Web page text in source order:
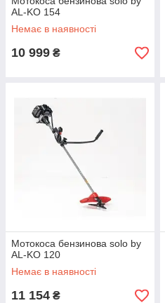
AL-KO 154
Немає в наявності
10 999 ₴
Мотокоса бензинова solo by
AL-KO 120
Немає в наявності
11 154 ₴